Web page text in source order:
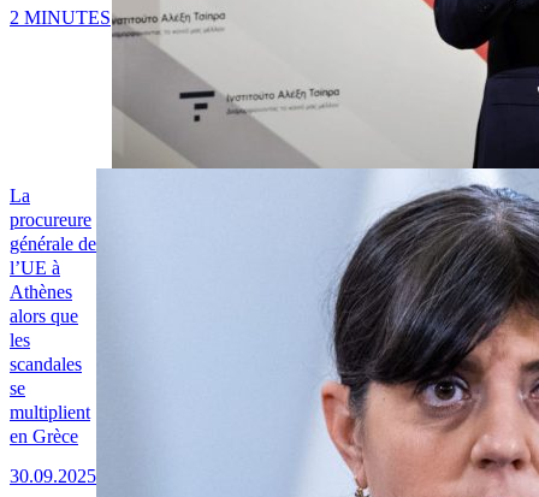
2 MINUTES
La
procureure
générale de
l’UE à
Athènes
alors que
les
scandales
se
multiplient
en Grèce
30.09.2025